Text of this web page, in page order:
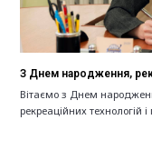
З Днем народження,
Вітаємо з Днем
рекреаційних технологій